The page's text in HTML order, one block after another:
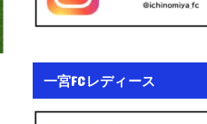
一宮FCレディース